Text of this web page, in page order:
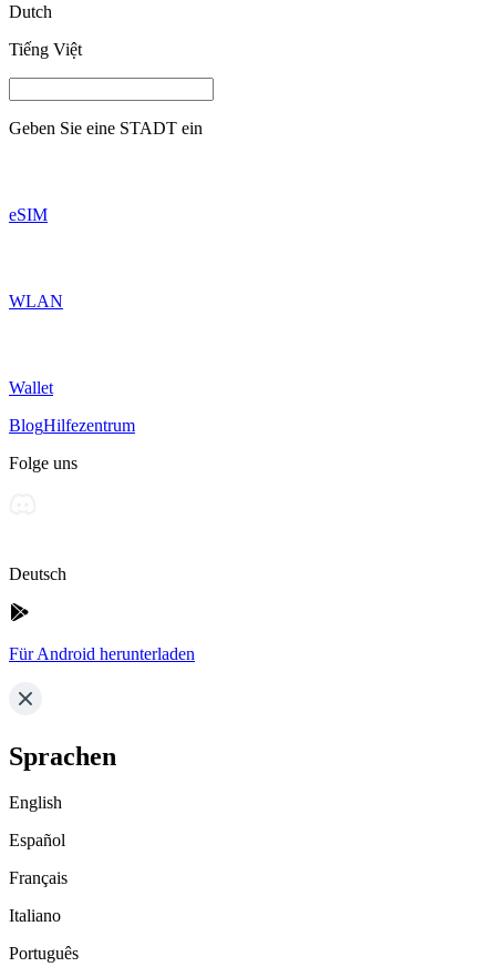
Dutch
Tiếng Việt
Geben Sie eine STADT ein
eSIM
WLAN
Wallet
BlogHilfezentrum
Folge uns
Deutsch
Für Android herunterladen
Sprachen
English
Español
Français
Italiano
Português